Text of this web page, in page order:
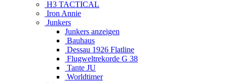
H3 TACTICAL
Iron Annie
Junkers
Junkers anzeigen
Bauhaus
Dessau 1926 Flatline
Flugweltrekorde G 38
Tante JU
Worldtimer